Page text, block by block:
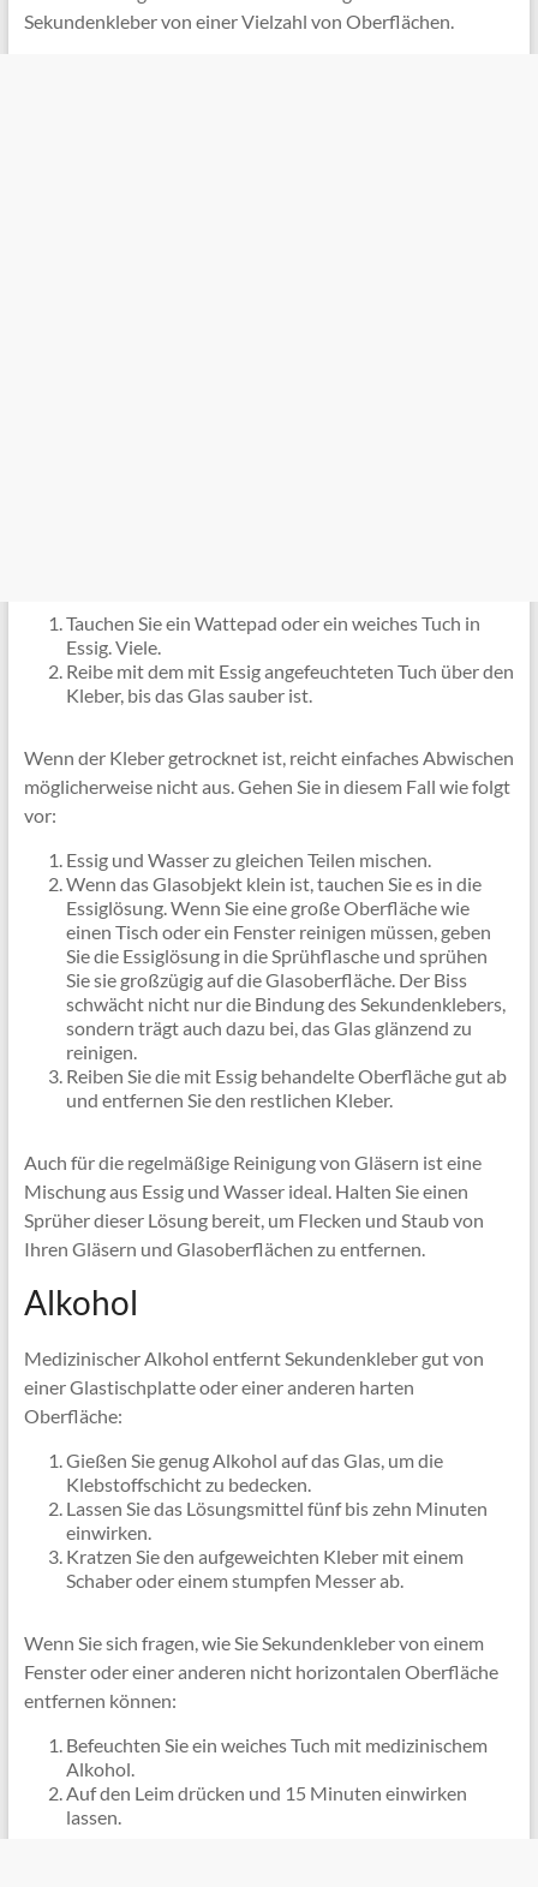
Sekundenkleber von einer Vielzahl von Oberflächen.
Tauchen Sie ein Wattepad oder ein weiches Tuch in
Essig. Viele.
Reibe mit dem mit Essig angefeuchteten Tuch über den
Kleber, bis das Glas sauber ist.
Wenn der Kleber getrocknet ist, reicht einfaches Abwischen
möglicherweise nicht aus. Gehen Sie in diesem Fall wie folgt
vor:
Essig und Wasser zu gleichen Teilen mischen.
Wenn das Glasobjekt klein ist, tauchen Sie es in die
Essiglösung. Wenn Sie eine große Oberfläche wie
einen Tisch oder ein Fenster reinigen müssen, geben
Sie die Essiglösung in die Sprühflasche und sprühen
Sie sie großzügig auf die Glasoberfläche. Der Biss
schwächt nicht nur die Bindung des Sekundenklebers,
sondern trägt auch dazu bei, das Glas glänzend zu
reinigen.
Reiben Sie die mit Essig behandelte Oberfläche gut ab
und entfernen Sie den restlichen Kleber.
Auch für die regelmäßige Reinigung von Gläsern ist eine
Mischung aus Essig und Wasser ideal. Halten Sie einen
Sprüher dieser Lösung bereit, um Flecken und Staub von
Ihren Gläsern und Glasoberflächen zu entfernen.
Alkohol
Medizinischer Alkohol entfernt Sekundenkleber gut von
einer Glastischplatte oder einer anderen harten
Oberfläche:
Gießen Sie genug Alkohol auf das Glas, um die
Klebstoffschicht zu bedecken.
Lassen Sie das Lösungsmittel fünf bis zehn Minuten
einwirken.
Kratzen Sie den aufgeweichten Kleber mit einem
Schaber oder einem stumpfen Messer ab.
Wenn Sie sich fragen, wie Sie Sekundenkleber von einem
Fenster oder einer anderen nicht horizontalen Oberfläche
entfernen können:
Befeuchten Sie ein weiches Tuch mit medizinischem
Alkohol.
Auf den Leim drücken und 15 Minuten einwirken
lassen.